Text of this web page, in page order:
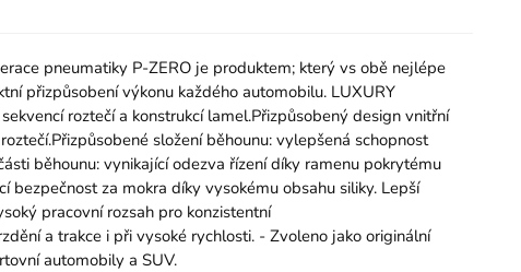
pneumatiky P-ZERO je produktem; který vs obě nejlépe
přizpůsobení výkonu každého automobilu. LUXURY
roztečí a konstrukcí lamel.Přizpůsobený design vnitřní
složení běhounu: vylepšená schopnost
běhounu: vynikající odezva řízení díky ramenu pokrytému
za mokra díky vysokému obsahu siliky. Lepší
pracovní rozsah pro konzistentní
a trakce i při vysoké rychlosti. - Zvoleno jako originální
automobily a SUV.